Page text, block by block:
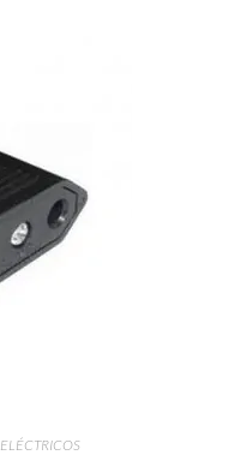
ELÉCTRICOS